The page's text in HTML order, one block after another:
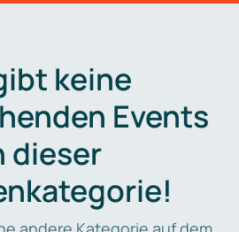
keine
Events
dieser